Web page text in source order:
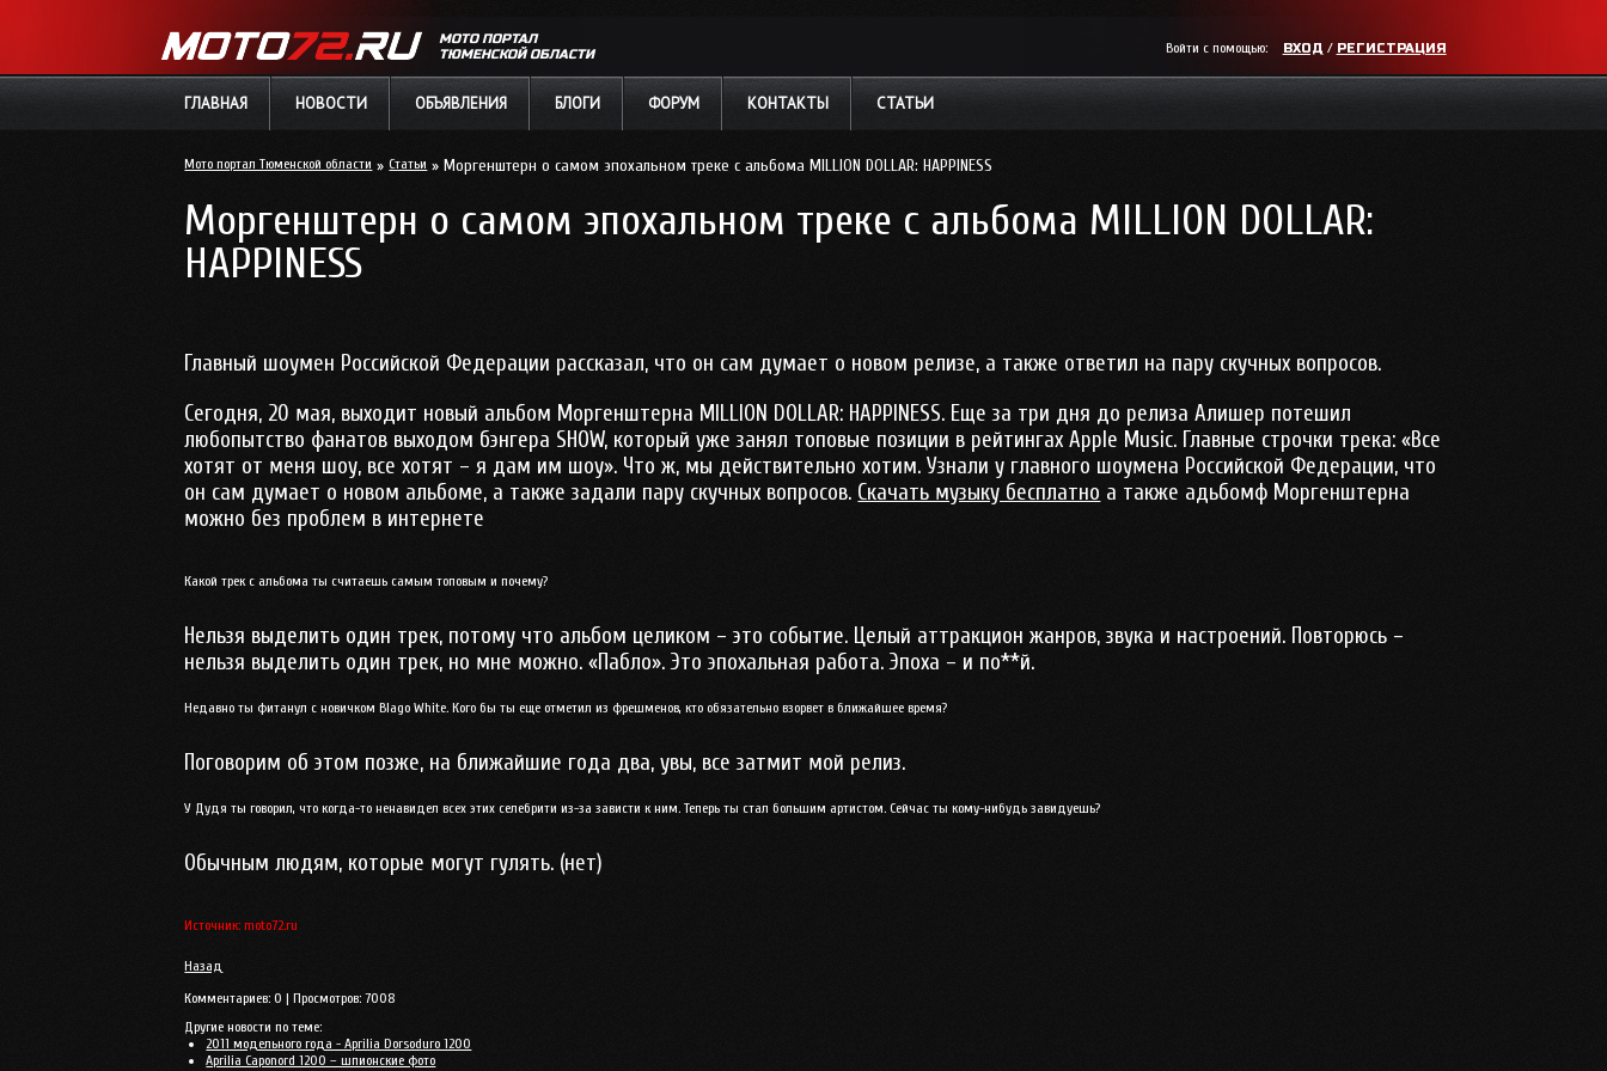
МОТО ПОРТАЛ
ТЮМЕНСКОЙ ОБЛАСТИ
Войти с помощью: ВХОД / РЕГИСТРАЦИЯ
ГЛАВНАЯ НОВОСТИ ОБЪЯВЛЕНИЯ БЛОГИ ФОРУМ КОНТАКТЫ СТАТЬИ
Мото портал Тюменской области»Статьи» Моргенштерн о самом эпохальном треке с альбома MILLION DOLLAR: HAPPINESS
Моргенштерн о самом эпохальном треке с альбома MILLION DOLLAR:
HAPPINESS
Главный шоумен Российской Федерации рассказал, что он сам думает о новом релизе, а также ответил на пару скучных вопросов.
Сегодня, 20 мая, выходит новый альбом Моргенштерна MILLION DOLLAR: HAPPINESS. Еще за три дня до релиза Алишер потешил
любопытство фанатов выходом бэнгера SHOW, который уже занял топовые позиции в рейтингах Apple Music. Главные строчки трека: «Все
хотят от меня шоу, все хотят – я дам им шоу». Что ж, мы действительно хотим. Узнали у главного шоумена Российской Федерации, что
он сам думает о новом альбоме, а также задали пару скучных вопросов. Скачать музыку бесплатно а также адьбомф Моргенштерна
можно без проблем в интернете
Какой трек с альбома ты считаешь самым топовым и почему?
Нельзя выделить один трек, потому что альбом целиком – это событие. Целый аттракцион жанров, звука и настроений. Повторюсь –
нельзя выделить один трек, но мне можно. «Пабло». Это эпохальная работа. Эпоха – и по**й.
Недавно ты фитанул с новичком Blago White. Кого бы ты еще отметил из фрешменов, кто обязательно взорвет в ближайшее время?
Поговорим об этом позже, на ближайшие года два, увы, все затмит мой релиз.
У Дудя ты говорил, что когда-то ненавидел всех этих селебрити из-за зависти к ним. Теперь ты стал большим артистом. Сейчас ты кому-нибудь завидуешь?
Обычным людям, которые могут гулять. (нет)
Источник: moto72.ru
Назад
Комментариев: 0 | Просмотров:7008
Другие новости по теме:
2011 модельного года - Aprilia Dorsoduro 1200
Aprilia Caponord 1200 – шпионские фото